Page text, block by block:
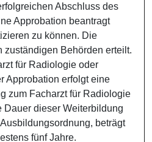
Abschluss des
Approbation beantragt
zu können. Die
zuständigen Behörden erteilt.
für Radiologie oder
Approbation erfolgt eine
zum Facharzt für Radiologie
dieser Weiterbildung
beträgt
fünf Jahre.